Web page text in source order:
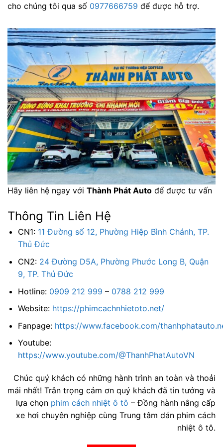
cho chúng tôi qua số 0977666759 để được hỗ trợ.
Hãy liên hệ ngay với Thành Phát Auto để được tư vấn
Thông Tin Liên Hệ
CN1: 11 Đường số 12, Phường Hiệp Bình Chánh, TP.
Thủ Đức
CN2: 24 Đường D5A, Phường Phước Long B, Quận
9, TP. Thủ Đức
Hotline: 0909 212 999 – 0788 212 999
Website: https://phimcachnhietoto.net/
Fanpage: https://www.facebook.com/
Youtube:
https://www.youtube.com/@ThanhPhatAutoVN
Chúc quý khách có những hành trình an toàn và thoải
mái nhất! Trân trọng cảm ơn quý khách đã tin tưởng và
lựa chọn phim cách nhiệt ô tô – Đồng hành nâng cấp
xe hơi chuyên nghiệp cùng Trung tâm dán phim cách
nhiệt ô tô.